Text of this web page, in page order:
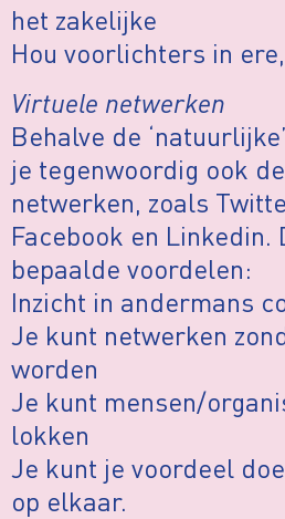
het zakelijke
Hou voorlichters in
Virtuele netwerken
Behalve de
je tegenwoordig ook
netwerken, zoals
Facebook en Linkedin.
bepaalde voordelen:
Inzicht in andermans
Je kunt netwerken
worden
Je kunt mensen/
lokken
Je kunt je voordeel
op elkaar.